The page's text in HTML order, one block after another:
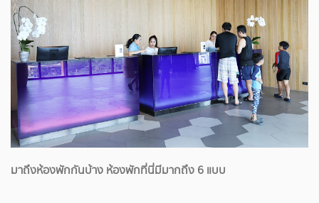
มาถึงห้องพักกันบ้าง ห้องพักที่นี่มีมากถึง 6 แบบ